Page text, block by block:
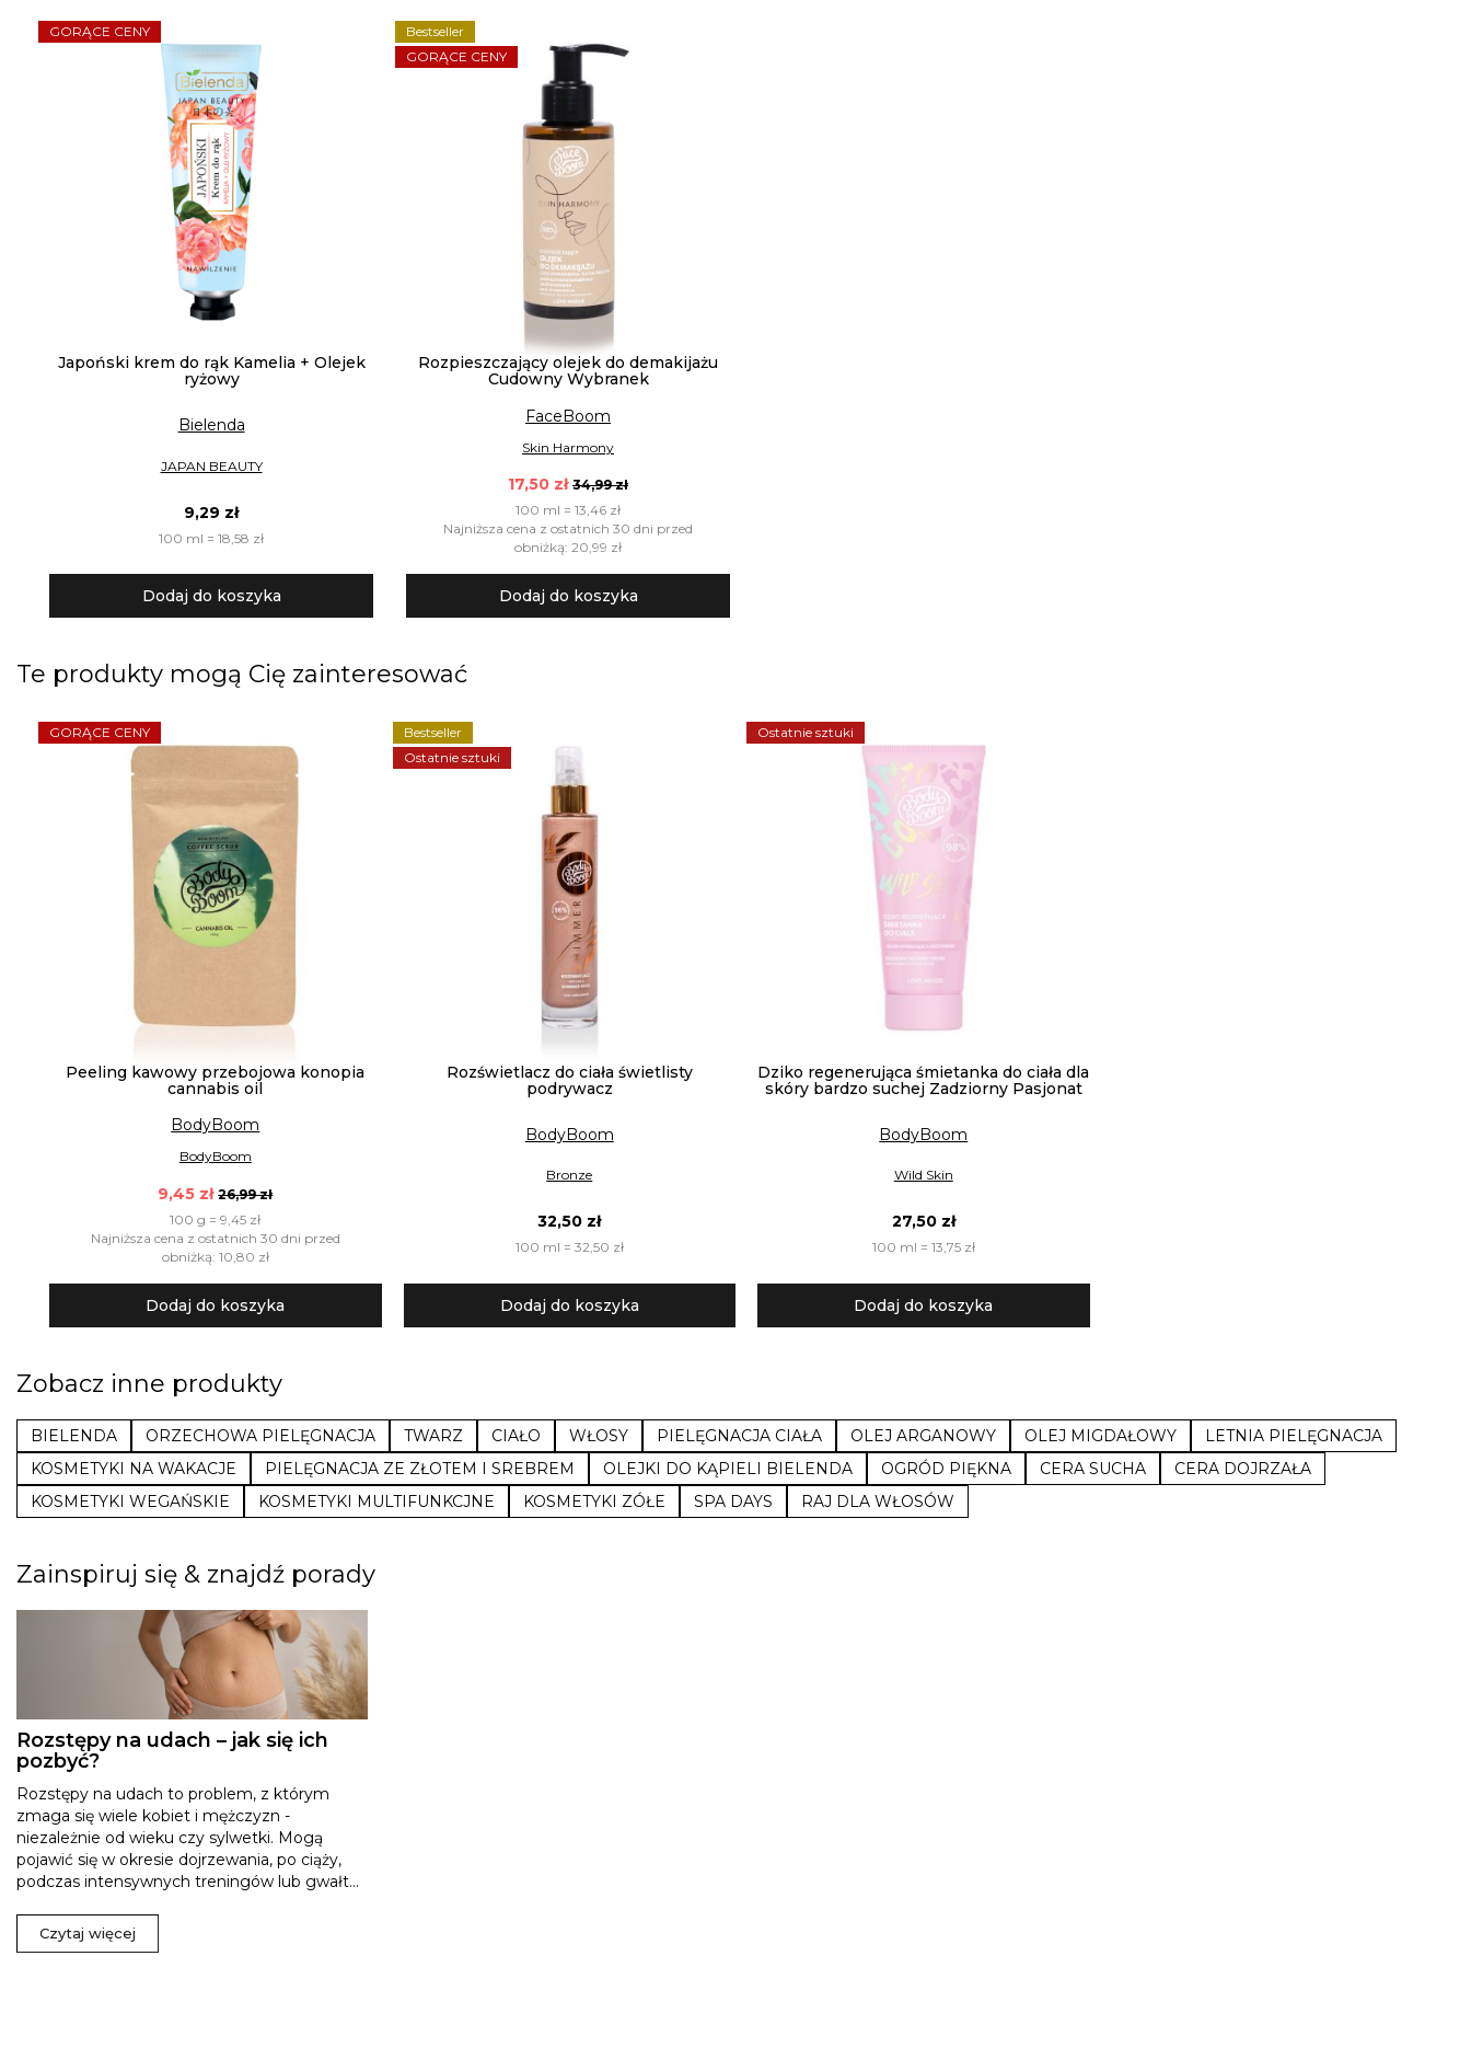
GORĄCE CENY
Japoński krem do rąk Kamelia + Olejek
ryżowy
Bielenda
JAPAN BEAUTY
9,29 zł
100 ml = 18,58 zł
Dodaj do koszyka
Bestseller
GORĄCE CENY
Rozpieszczający olejek do demakijażu
Cudowny Wybranek
FaceBoom
Skin Harmony
17,50 zł 34,99 zł
100 ml = 13,46 zł
Najniższa cena z ostatnich 30 dni przed
obniżką: 20,99 zł
Dodaj do koszyka
Te produkty mogą Cię zainteresować
GORĄCE CENY
Peeling kawowy przebojowa konopia
cannabis oil
BodyBoom
BodyBoom
9,45 zł 26,99 zł
100 g = 9,45 zł
Najniższa cena z ostatnich 30 dni przed
obniżką: 10,80 zł
Dodaj do koszyka
Bestseller
Ostatnie sztuki
Rozświetlacz do ciała świetlisty
podrywacz
BodyBoom
Bronze
32,50 zł
100 ml = 32,50 zł
Dodaj do koszyka
Ostatnie sztuki
Dziko regenerująca śmietanka do ciała dla
skóry bardzo suchej Zadziorny Pasjonat
BodyBoom
Wild Skin
27,50 zł
100 ml = 13,75 zł
Dodaj do koszyka
Zobacz inne produkty
BIELENDA ORZECHOWA PIELĘGNACJA TWARZ CIAŁO WŁOSY PIELĘGNACJA CIAŁA OLEJ ARGANOWY OLEJ MIGDAŁOWY
LETNIA PIELĘGNACJA
KOSMETYKI NA WAKACJE
PIELĘGNACJA ZE ZŁOTEM I SREBREM OLEJKI DO KĄPIELI BIELENDA OGRÓD PIĘKNA CERA SUCHA
CERA DOJRZAŁA
KOSMETYKI WEGAŃSKIE
KOSMETYKI MULTIFUNKCJNE KOSMETYKI ZÓŁE SPA DAYS RAJ DLA WŁOSÓW
Zainspiruj się & znajdź porady
Rozstępy na udach – jak się ich
pozbyć?
Rozstępy na udach to problem, z którym
zmaga się wiele kobiet i mężczyzn -
niezależnie od wieku czy sylwetki. Mogą
pojawić się w okresie dojrzewania, po ciąży,
podczas intensywnych treningów lub gwałt...
Czytaj więcej